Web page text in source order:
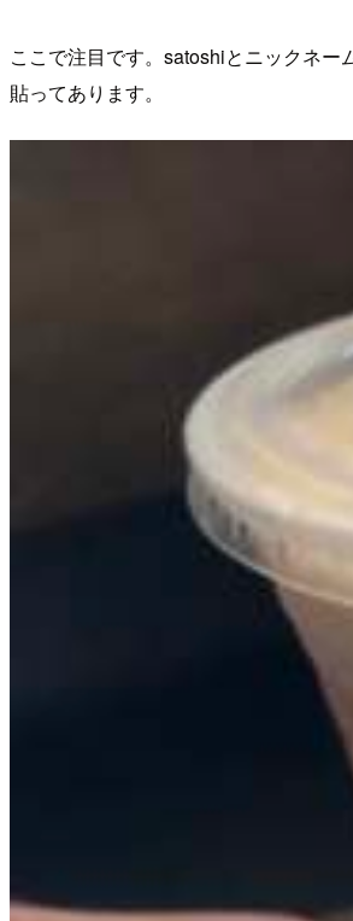
ここで注目です。satoshiとニックネー
貼ってあります。